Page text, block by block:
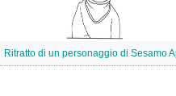
Ritratto di un personaggio di Sesamo